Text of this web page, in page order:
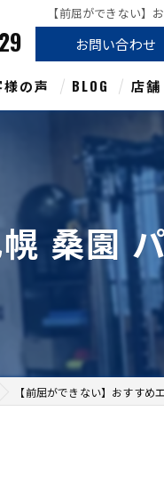
【前屈ができない】
お問い合わせ
様の声 BLOG 店舗
桑園
【前屈ができない】おすす